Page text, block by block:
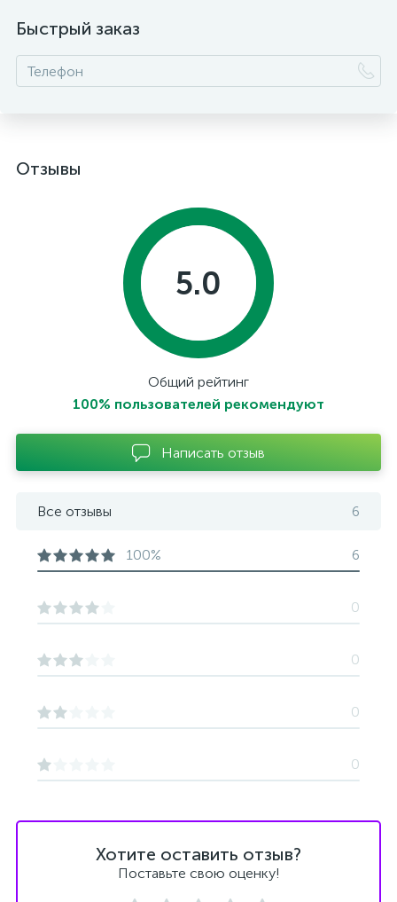
Быстрый заказ
Отзывы
Хотите оставить отзыв?
Поставьте свою оценку!
5.0
Общий рейтинг
100% пользователей рекомендуют
Написать отзыв
Все отзывы 6
100% 6
0
0
0
0